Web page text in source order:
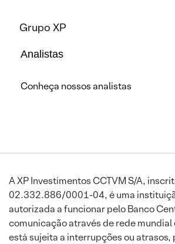
Grupo XP
Analistas
Conheça nossos analistas
A XP Investimentos CCTVM S/A,
02.332.886/0001-04, é uma
autorizada a funcionar pelo Banco
comunicação através de rede
está sujeita a interrupções ou